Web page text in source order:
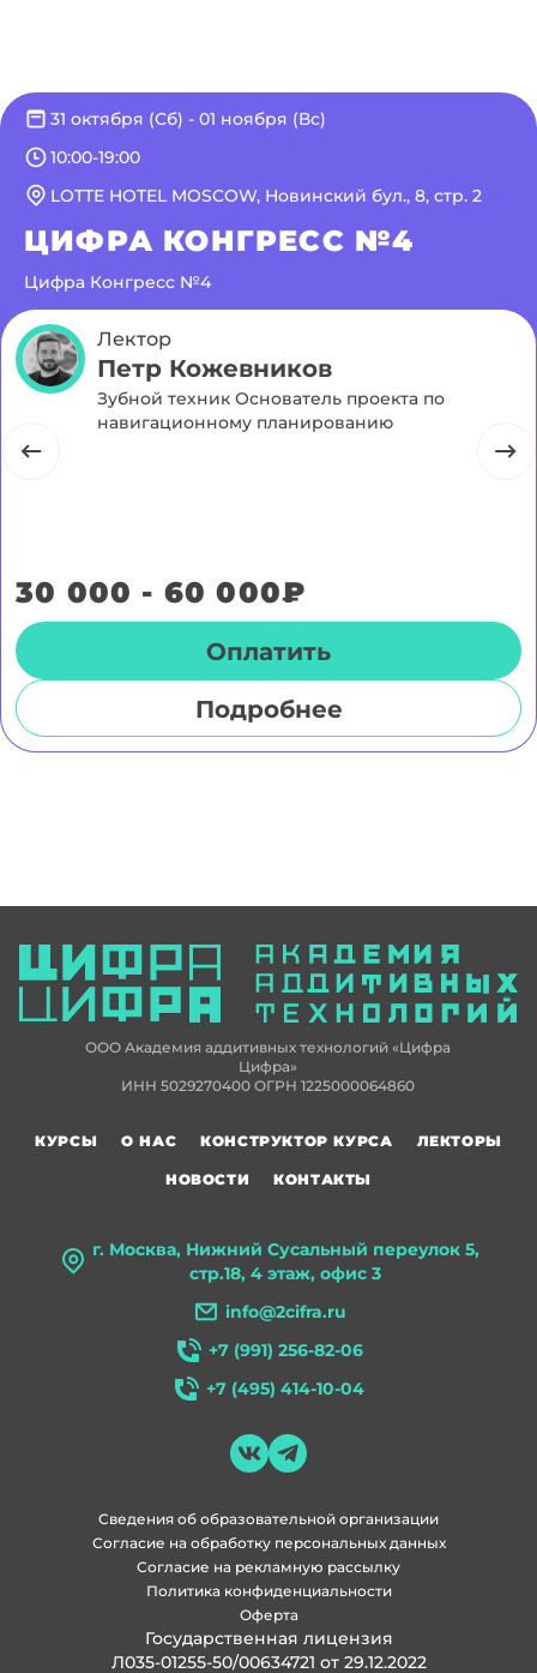
Цифра Конгресс №4
31 октября (Сб) - 01 ноября (Вс)
10:00-19:00
LOTTE HOTEL MOSCOW, Новинский бул., 8, стр. 2
ЦИФРА КОНГРЕСС №4
Лектор
Петр Кожевников
Зубной техник Основатель проекта по
навигационному планированию
30 000 - 60 000₽
Оплатить
Подробнее
ООО Академия аддитивных технологий «Цифра
Цифра»
ИНН 5029270400 ОГРН 1225000064860
г. Москва, Нижний Сусальный переулок 5,
стр.18, 4 этаж, офис 3
info@2cifra.ru
+7 (991) 256-82-06
+7 (495) 414-10-04
КУРСЫ О НАС КОНСТРУКТОР КУРСА
ЛЕКТОРЫ
НОВОСТИ
КОНТАКТЫ
Политика конфиденциальности
Согласие на рекламную рассылку
Согласие на обработку персональных данных
Сведения об образовательной организации
Оферта
Государственная лицензия
Л035-01255-50/00634721 от 29.12.2022